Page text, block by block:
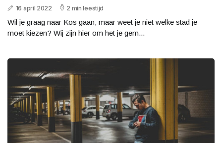
16 april 2022 2 min leestijd
Wil je graag naar Kos gaan, maar weet je niet welke stad je
moet kiezen? Wij zijn hier om het je gem...